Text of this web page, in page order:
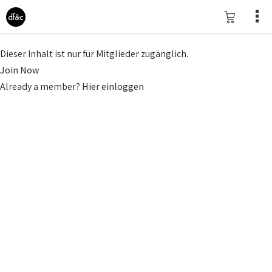
Dieser Inhalt ist nur für Mitglieder zugänglich.
Join Now
Already a member? Hier einloggen